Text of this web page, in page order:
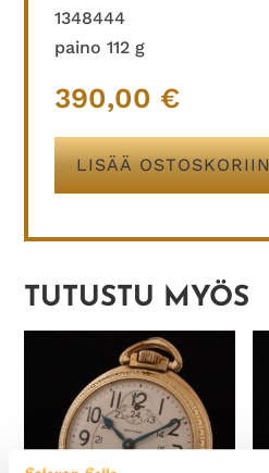
1348444
paino 112 g
390,00 €
LISÄÄ OSTOSKORIIN
TUTUSTU MYÖS